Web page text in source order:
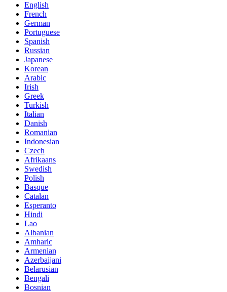
English
French
German
Portuguese
Spanish
Russian
Japanese
Korean
Arabic
Irish
Greek
Turkish
Italian
Danish
Romanian
Indonesian
Czech
Afrikaans
Swedish
Polish
Basque
Catalan
Esperanto
Hindi
Lao
Albanian
Amharic
Armenian
Azerbaijani
Belarusian
Bengali
Bosnian